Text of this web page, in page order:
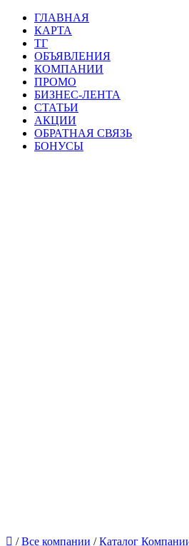
ГЛАВНАЯ
КАРТА
ТГ
ОБЪЯВЛЕНИЯ
КОМПАНИИ
ПРОМО
БИЗНЕС-ЛЕНТА
СТАТЬИ
АКЦИИ
ОБРАТНАЯ СВЯЗЬ
БОНУСЫ
 /Все компании /Каталог